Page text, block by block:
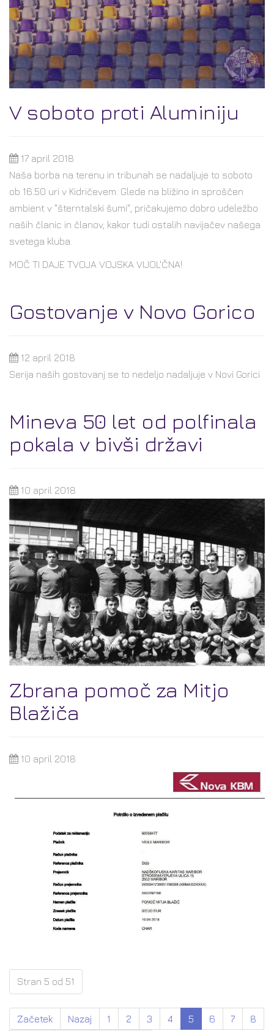
V soboto proti Aluminiju
17 april 2018
Naša borba na terenu in tribunah se nadaljuje to soboto
ob 16.50 uri v Kidričevem. Glede na bližino in sproščen
ambient v "šterntalski šumi", pričakujemo dobro udeležbo
naših članic in članov, kakor tudi ostalih navijačev našega
svetega kluba.
MOČ TI DAJE TVOJA VOJSKA VIJOL'ČNA!
Gostovanje v Novo Gorico
12 april 2018
Serija naših gostovanj se to nedeljo nadaljuje v Novi Gorici
Mineva 50 let od polfinala
pokala v bivši državi
10 april 2018
Zbrana pomoč za Mitjo
Blažiča
10 april 2018
Stran 5 od 51
Začetek Nazaj 1 2 3 4 5 6 7
8